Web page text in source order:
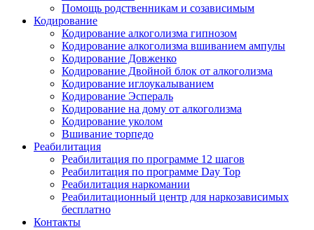
Помощь родственникам и созависимым
Кодирование
Кодирование алкоголизма гипнозом
Кодирование алкоголизма вшиванием ампулы
Кодирование Довженко
Кодирование Двойной блок от алкоголизма
Кодирование иглоукалыванием
Кодирование Эспераль
Кодирование на дому от алкоголизма
Кодирование уколом
Вшивание торпедо
Реабилитация
Реабилитация по программе 12 шагов
Реабилитация по программе Day Top
Реабилитация наркомании
Реабилитационный центр для наркозависимых
бесплатно
Контакты